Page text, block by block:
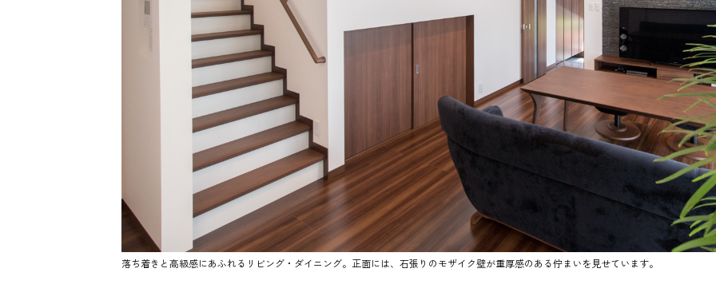
落ち着きと高級感にあふれるリビング・ダイニング。正面には、石張りのモザイク壁が重厚感のある佇まいを見せています。